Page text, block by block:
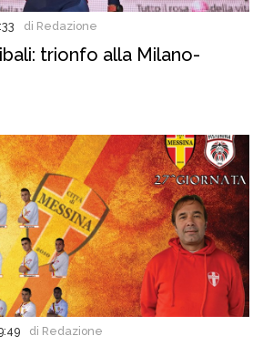
di Redazione
trionfo alla Milano-
di Redazione